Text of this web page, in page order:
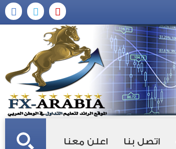
اتصل بنا اعلن معنا